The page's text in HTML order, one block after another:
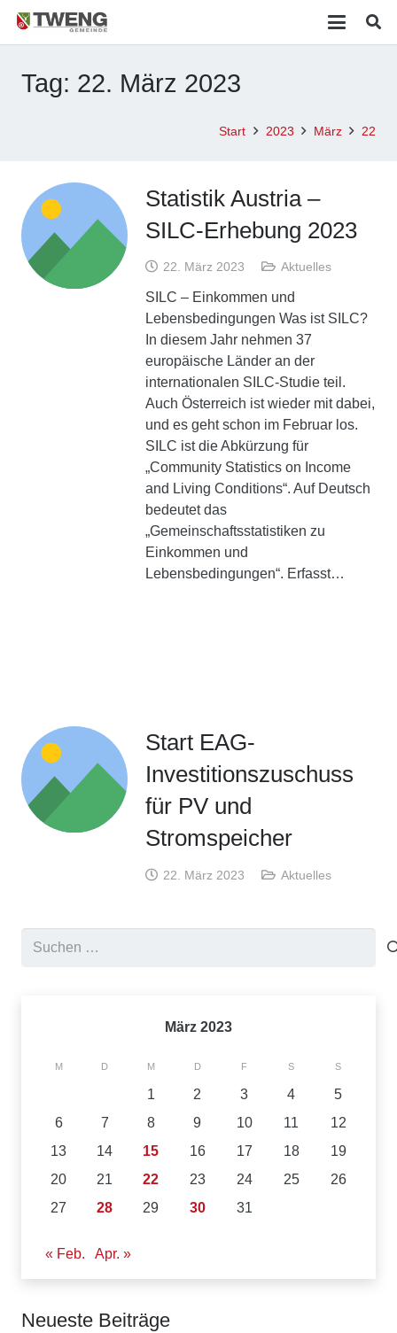
Tag: 22. März 2023
Start 2023 März 22
Statistik Austria –
SILC-Erhebung 2023
22. März 2023 Aktuelles
SILC – Einkommen und
Lebensbedingungen Was ist SILC?
In diesem Jahr nehmen 37
europäische Länder an der
internationalen SILC-Studie teil.
Auch Österreich ist wieder mit dabei,
und es geht schon im Februar los.
SILC ist die Abkürzung für
„Community Statistics on Income
and Living Conditions“. Auf Deutsch
bedeutet das
„Gemeinschaftsstatistiken zu
Einkommen und
Lebensbedingungen“. Erfasst…
Start EAG-
Investitionszuschuss
für PV und
Stromspeicher
22. März 2023 Aktuelles
März 2023
M D M D F S S
1 2 3 4
5
6
7 8 9 10 11
12
13
14 15 16 17 18
19
20
21 22 23 24 25
26
27
28 29 30 31
« Feb. Apr. »
Neueste Beiträge